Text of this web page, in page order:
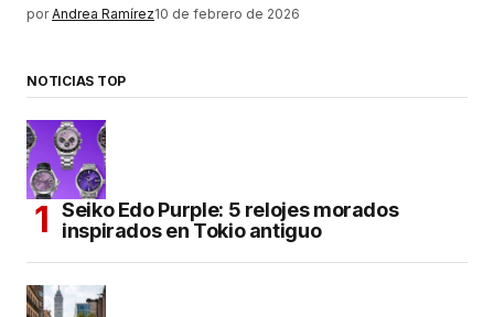
por Andrea Ramírez10 de febrero de 2026
NOTICIAS TOP
Seiko Edo Purple: 5 relojes morados
inspirados en Tokio antiguo